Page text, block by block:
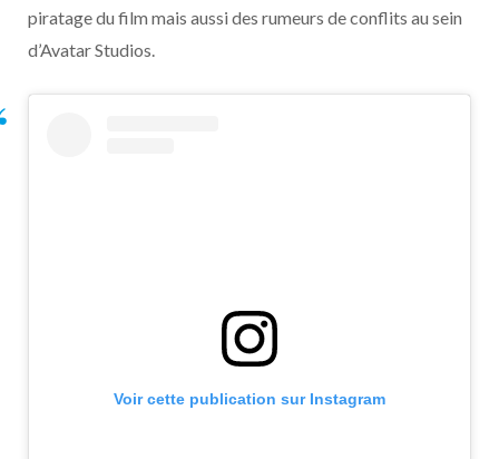
piratage du film mais aussi des rumeurs de conflits au sein
d’Avatar Studios.
Voir cette publication sur Instagram